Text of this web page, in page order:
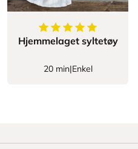
stjerner
5av5stjerner
Hjemmelaget syltetøy
20 min|Enkel